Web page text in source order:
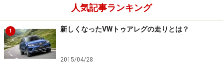
製の1.4Lターボを搭載。JC08モード燃費を18.5km/lとし、旧
型より23%も向上させた
パワートレインはわかりやすく、全グレード共通とす
る。すなわち、1.4L直噴ターボに7速DSG（デュアルクラ
人気記事ランキング
1 新しくなったVWトゥアレグの走りとは？
2015/04/28